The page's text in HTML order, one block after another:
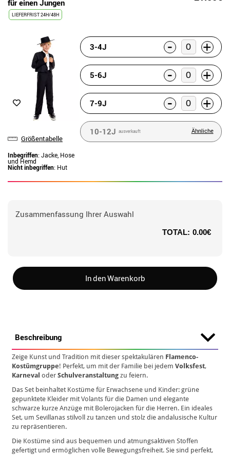
für einen Jungen
LIEFERFRIST 24H/48H
Größentabelle
Inbegriffen: Jacke, Hose
und Hemd
Nicht inbegriffen: Hut
3-4J - +
5-6J - +
7-9J - +
10-12J ausverkauft Ähnliche
Zusammenfassung Ihrer Auswahl
TOTAL: 0.00€
In den Warenkorb
Beschreibung
Zeige Kunst und Tradition mit dieser spektakulären Flamenco-
Kostümgruppe! Perfekt, um mit der Familie bei jedemVolksfest,
Karneval oderSchulveranstaltung zu feiern.
Das Set beinhaltet Kostüme für Erwachsene und Kinder: grüne
gepunktete Kleider mit Volants für die Damen und elegante
schwarze kurze Anzüge mit Bolerojacken für die Herren. Ein ideales
Set, um Sevillanas stilvoll zu tanzen und stolz die andalusische Kultur
zu repräsentieren.
Die Kostüme sind aus bequemen und atmungsaktiven Stoffen
gefertigt und ermöglichen volle Bewegungsfreiheit. Sie sind perfekt,